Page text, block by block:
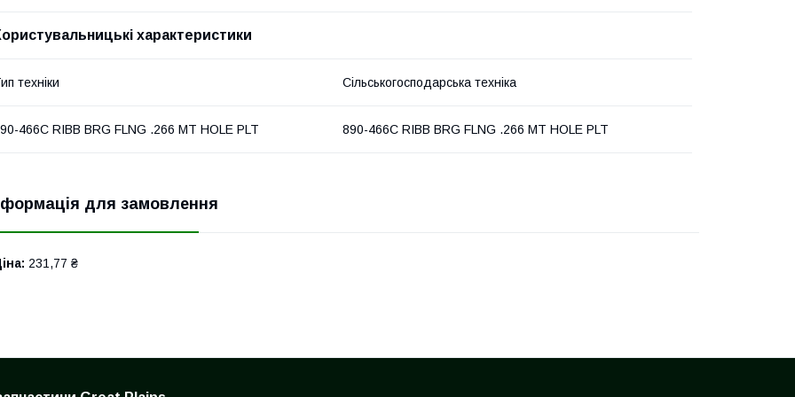
характеристики
техніки Сільськогосподарська техніка
466C RIBB BRG FLNG .266 MT HOLE PLT 890-466С RIBB BRG FLNG .266 MT HOLE PLT
для замовлення
231,77 ₴